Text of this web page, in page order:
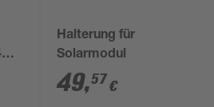
Halterung für
Solarmodul
49,57€